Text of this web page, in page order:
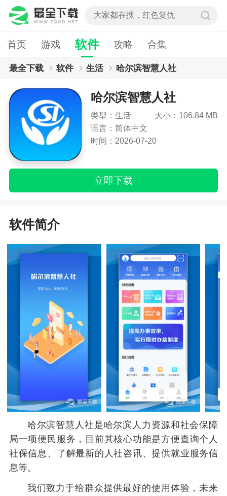
首页 游戏 软件 攻略 合集
最全下载 软件 生活 哈尔滨智慧人社
哈尔滨智慧人社
类型：生活
大小：106.84 MB
语言：简体中文
时间：2026-07-20
立即下载
软件简介
哈尔滨智慧人社是哈尔滨人力资源和社会保障
局一项便民服务，目前其核心功能是方便查询个人
社保信息、了解最新的人社咨讯、提供就业服务信
息等。
我们致力于给群众提供最好的使用体验，未来